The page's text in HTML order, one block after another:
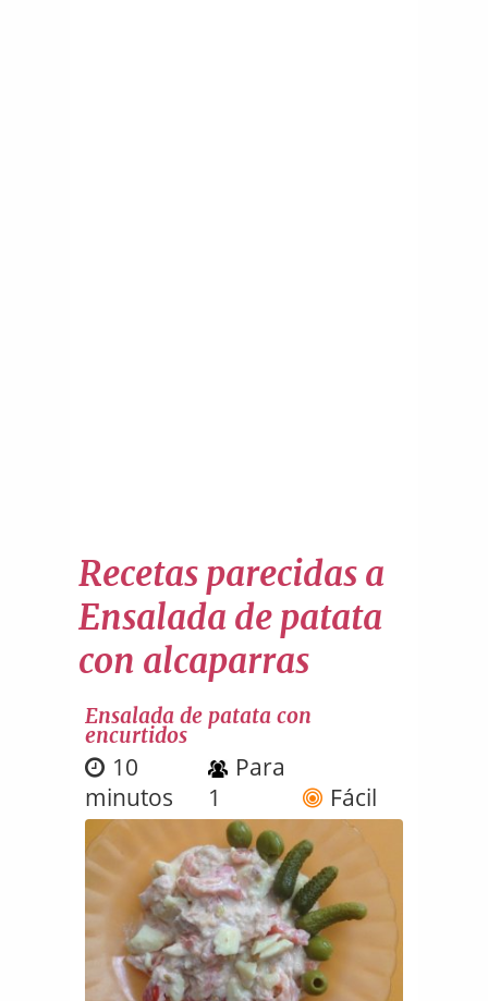
Recetas parecidas a
Ensalada de patata
con alcaparras
Ensalada de patata con
encurtidos
10
minutos
Para
1
Fácil